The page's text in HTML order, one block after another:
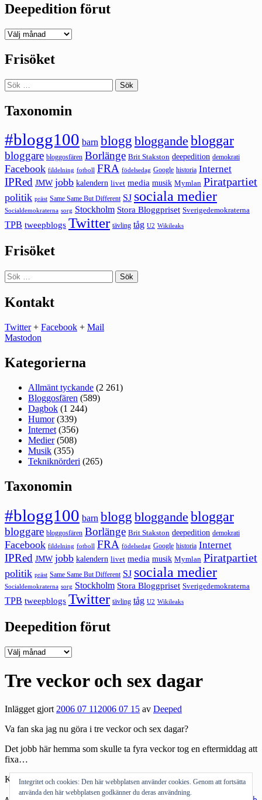
Deepedition förut
Deepedition
Frisöket
Sök
efter:
Taxonomin
#blogg100 barn blogg bloggande bloggar
bloggare bloggosfären Borlänge Brit Stakston deepedition demokrati
Facebook fildelning fotboll FRA födelsedag Google historia Internet
IPRed JMW jobb kalendern livet media musik Mymlan Piratpartiet
politik präst Same Same But Different SJ sociala medier
Socialdemokraterna sorg Stockholm Stora Bloggpriset Sverigedemokraterna
TPB tweepblogs Twitter tävling tåg U2 Wikileaks
Frisöket
Sök
efter:
Kontakt
Twitter+ Facebook + Mail
Mastodon
Kategorierna
Allmänt tyckande (2 261)
Bloggosfären (589)
Dagbok (1 244)
Humor(339)
Internet (356)
Medier(508)
Musik (355)
Tekniknörderi (265)
Taxonomin
#blogg100 barn blogg bloggande bloggar
bloggare bloggosfären Borlänge Brit Stakston deepedition demokrati
Facebook fildelning fotboll FRA födelsedag Google historia Internet
IPRed JMW jobb kalendern livet media musik Mymlan Piratpartiet
politik präst Same Same But Different SJ sociala medier
Socialdemokraterna sorg Stockholm Stora Bloggpriset Sverigedemokraterna
TPB tweepblogs Twitter tävling tåg U2 Wikileaks
Deepedition förut
Deepedition
Tre veckor och sex dagar
Inlägget gjort2006 07 112006 07 15 av Deeped
Va fan ska jag nu göra i tre veckor och sex dagar?
Det jobb här hemma som skulle ta fyra veckor tog en eftermiddag att
fixa…
Kanske bygga om verandan?
Integritet och cookies: Den här webbplatsen använder cookies. Genom att fortsätta
använda den här webbplatsen godkänner du deras användning.